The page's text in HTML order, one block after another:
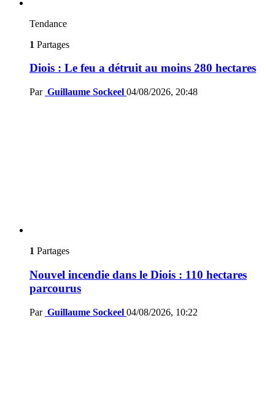
Tendance
1 Partages
Diois : Le feu a détruit au moins 280 hectares
Par Guillaume Sockeel 04/08/2026, 20:48
1 Partages
Nouvel incendie dans le Diois : 110 hectares
parcourus
Par Guillaume Sockeel 04/08/2026, 10:22